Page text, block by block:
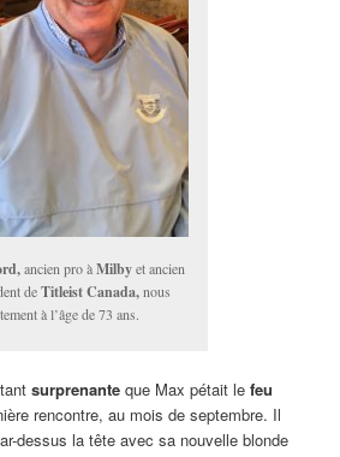
ancien pro àMilbyet ancien
deTitleist Canada,nous
à l’âge de 73 ans.
surprenanteque Max pétait le feu
rencontre, au mois de septembre. Il
dessus la tête avec sa nouvelle blonde